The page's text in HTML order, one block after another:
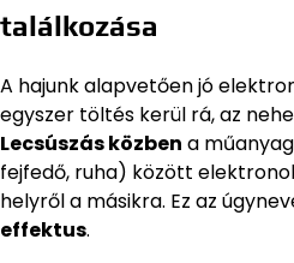
találkozása
A hajunk alapvetően jó
egyszer töltés kerül rá, az
Lecsúszás közben a
fejfedő, ruha) között
helyről a másikra. Ez az
effektus.